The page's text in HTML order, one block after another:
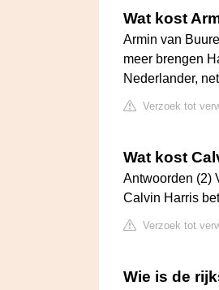
Wat kost
Armin van
meer brengen
Nederlander,
Verzoek tot
Wat kost
Antwoorden (2)
Calvin Harris
Verzoek tot
Wie is de